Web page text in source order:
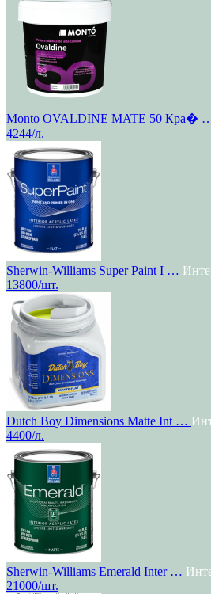
Monto OVALDINE MATE 50 Кра�
4244/л.
Sherwin-Williams Super Paint I …
13800/шт.
Dutch Boy Dimensions Matte Int …
4400/л.
Sherwin-Williams Emerald Inter …
21000/шт.